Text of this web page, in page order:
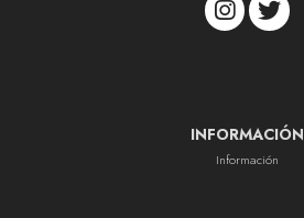
INFORMACIÓN
Información